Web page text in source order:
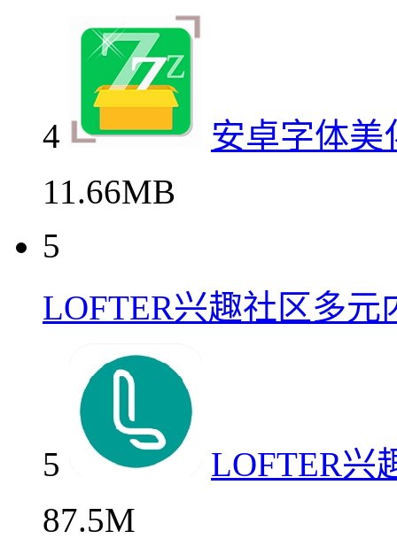
4
安卓字体美
11.66MB
5
LOFTER兴趣社区多元
5
LOFTER兴
87.5M